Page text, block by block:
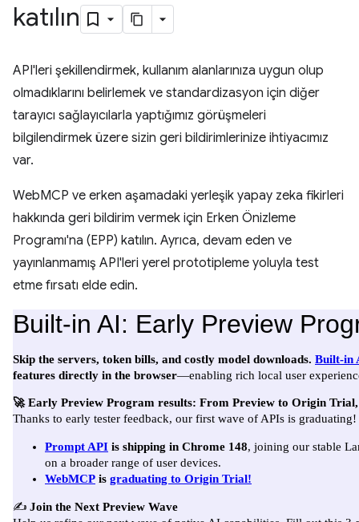
katılın
API'leri şekillendirmek, kullanım alanlarınıza uygun olup
olmadıklarını belirlemek ve standardizasyon için diğer
tarayıcı sağlayıcılarla yaptığımız görüşmeleri
bilgilendirmek üzere sizin geri bildirimlerinize ihtiyacımız
var.
WebMCP ve erken aşamadaki yerleşik yapay zeka fikirleri
hakkında geri bildirim vermek için Erken Önizleme
Programı'na (EPP) katılın. Ayrıca, devam eden ve
yayınlanmamış API'leri yerel prototipleme yoluyla test
etme fırsatı elde edin.